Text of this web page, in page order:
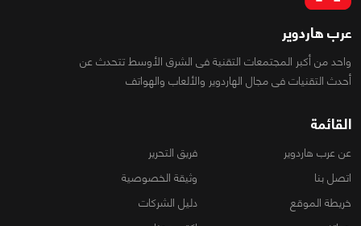
عرب هاردوير
واحد من أكبر المجتمعات التقنية فى الشرق الأوسط تتحدث عن
أحدث التقنيات فى مجال الهاردوير والألعاب والهواتف
القائمة
عن عرب هاردوير
فريق التحرير
اتصل بنا
وثيقة الخصوصية
خريطة الموقع
دليل الشركات